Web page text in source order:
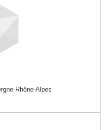
Rhône-Alpes